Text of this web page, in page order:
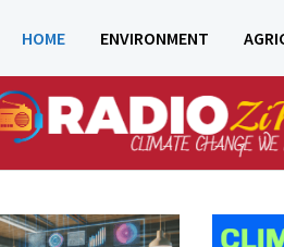
HOME ENVIRONMENT